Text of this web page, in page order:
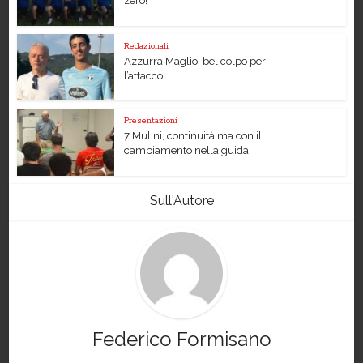
Redazionali
Azzurra Maglio: bel colpo per
l’attacco!
Presentazioni
7 Mulini, continuità ma con il
cambiamento nella guida
Sull'Autore
Federico Formisano